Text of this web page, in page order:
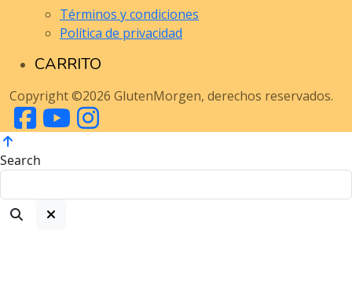
Términos y condiciones
Política de privacidad
CARRITO
Copyright ©2026 GlutenMorgen, derechos reservados.
Search